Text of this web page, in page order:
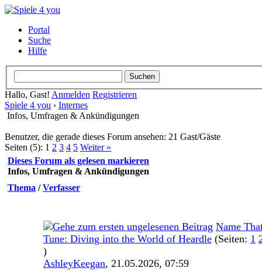
Portal
Suche
Hilfe
Hallo, Gast! Anmelden Registrieren
Spiele 4 you › Internes
Infos, Umfragen & Ankündigungen
Benutzer, die gerade dieses Forum ansehen: 21 Gast/Gäste
Seiten (5): 1 2 3 4 5 Weiter »
Dieses Forum als gelesen markieren
Infos, Umfragen & Ankündigungen
Thema /Verfasser
Name
Tune: Diving into the World of Heardle (Seiten: 1
)
AshleyKeegan, 21.05.2026, 07:59